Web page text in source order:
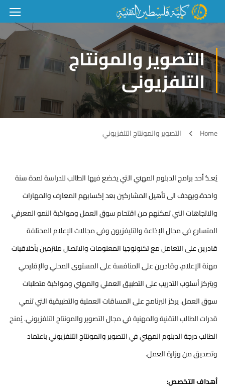
التصوير والمونتاج
التلفزيوني
Home التصوير والمونتاج التلفزيوني
يُعـدُّ أحد برامج الدبلوم المهني التي يخضع فيها الطالب للدراسة لمدة سنة
واحدة،ويهدف الى تأهيل المشاركين بعد إكسابهم المعارف والمهارات
والاتجاهات التي تمكنهم من اقتحام سوق العمل ومواكبة النمو المعرفي
المتسارع في مجال الإذاعة والتليفزيون وفي مجالات الإعلام المختلفة
قادرين على التعامل مع تكنولوجيا المعلومات والاتصال ملتزمين بأخلاقيات
مهنة الإعلام، وقادرين على المنافسة على المستوى المحلي والإقليمي
ويتركز أسلوب التدريب على التطبيق العملي والمهني ومواكبة متطلبات
سوق العمل. يركز البرنامج على المساقات العملية والتطبيقية التي تنمي
قدرات الطالب التقنية والمهنية في مجال التصوير والمونتاج التلفزيوني. يُمنح
الطالب درجة الدبلوم المهني في التصوير والمونتاج التلفزيوني باعتماد
وتصديق من وزارة العمل.
أهداف التخصص: